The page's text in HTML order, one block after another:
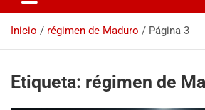
Inicio régimen de Maduro Página 3
Etiqueta: régimen de